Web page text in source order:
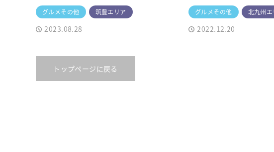
グルメその他 筑豊エリア
2023.08.28
グルメその他 北九州エ
2022.12.20
トップページに戻る